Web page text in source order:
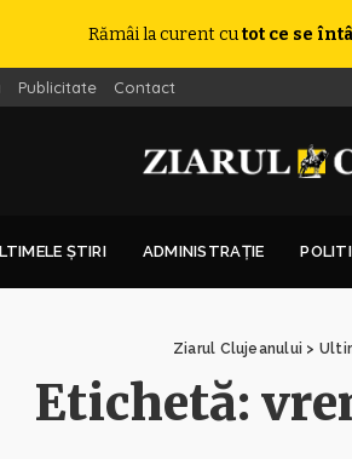
Rămâi la curent cutot ce se
Publicitate Contact
ȘTIRI ADMINISTRAȚIE
Ziarul Clujeanului >
Etichetă: